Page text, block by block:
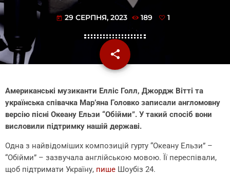
today 29 СЕРПНЯ, 2023 189 1
share
email
Американські музиканти Елліс Голл, Джордж Вітті та
українська співачка Мар’яна Головко записали англомовну
версію пісні Океану Ельзи “Обійми”. У такий спосіб вони
висловили підтримку нашій державі.
Одна з найвідоміших композицій гурту “Океану Ельзи” –
“Обійми” – зазвучала англійською мовою. Її переспівали,
щоб підтримати Україну, пише Шоубіз 24.